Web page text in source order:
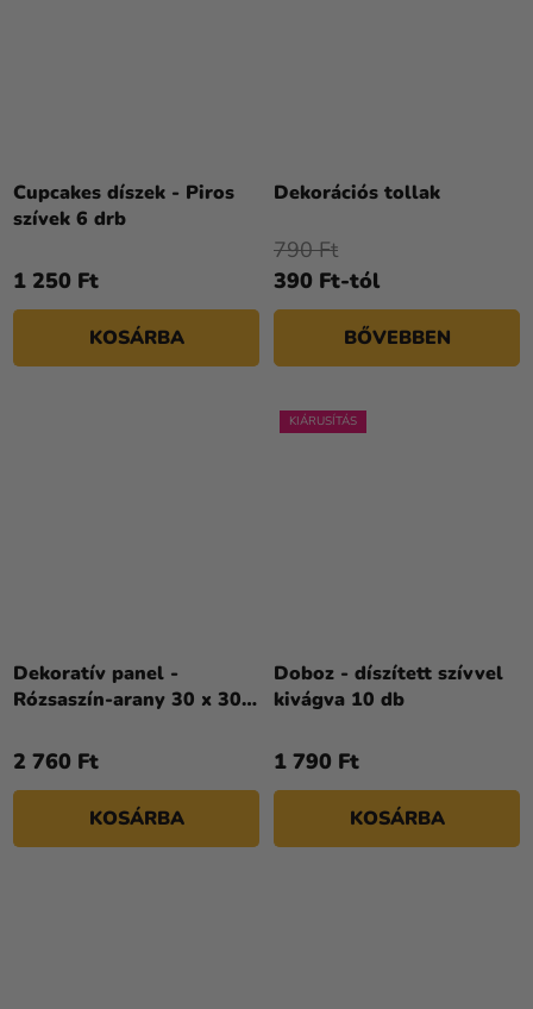
Cupcakes díszek - Piros
szívek 6 drb
1 250 Ft
KOSÁRBA
Dekorációs tollak
390 Ft-tól
790 Ft
BŐVEBBEN
Dekoratív panel -
Rózsaszín-arany 30 x 30
2 760 Ft
KOSÁRBA
KIÁRUSÍTÁS
Doboz - díszített szívvel
kivágva 10 db
1 790 Ft
KOSÁRBA